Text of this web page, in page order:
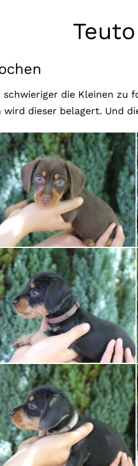
schwieriger die Kleinen zu
dieser belagert. Und